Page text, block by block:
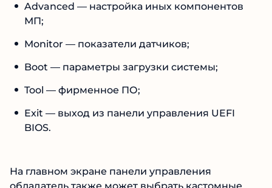
Advanced — настройка иных компонентов
МП;
Monitor — показатели датчиков;
Boot — параметры загрузки системы;
Tool — фирменное ПО;
Exit — выход из панели управления UEFI
BIOS.
На главном экране панели управления